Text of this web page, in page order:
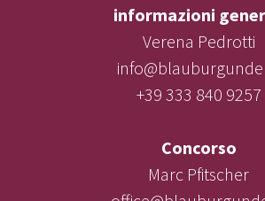
informazioni
Verena Pedrotti
+39 333 840 9257
Concorso
Marc Pfitscher